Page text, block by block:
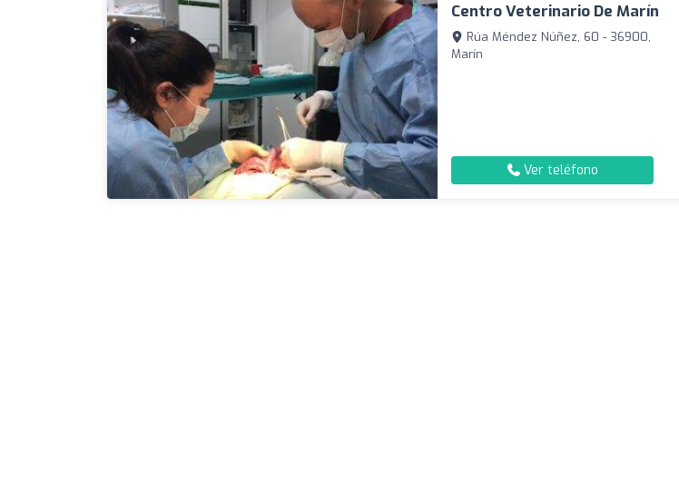
Centro Veterinario De Marín
Rúa Méndez Núñez, 60 - 36900,
Marín
Ver teléfono